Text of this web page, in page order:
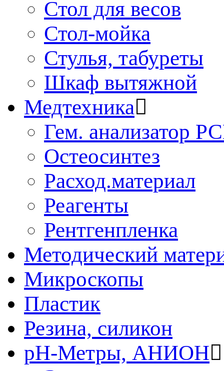
Стол для весов
Стол-мойка
Стулья, табуреты
Шкаф вытяжной
Медтехника
Гем. анализатор
Остеосинтез
Расход.материал
Реагенты
Рентгенпленка
Методический
Микроскопы
Пластик
Резина, силикон
рН-Метры, АНИОН